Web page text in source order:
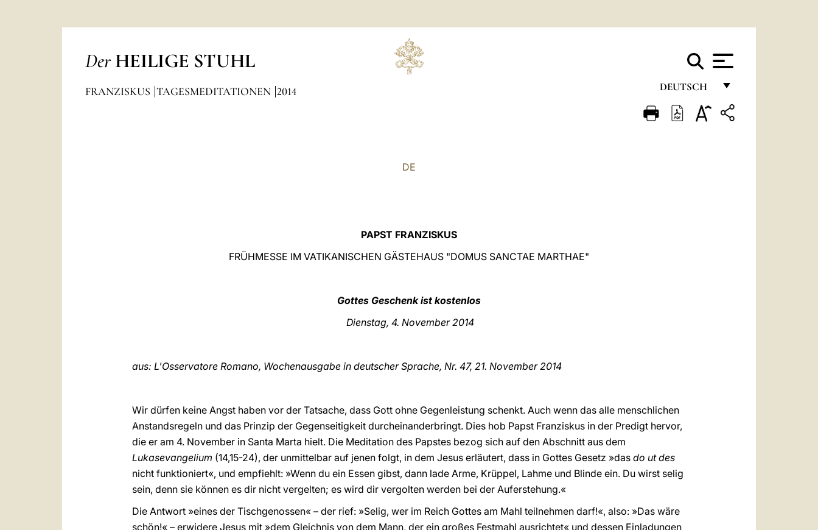
Der HEILIGE STUHL
DEUTSCH
FRANÇAIS
FRANZISKUS TAGESMEDITATIONEN 2014
DE
PAPST FRANZISKUS
FRÜHMESSE IM VATIKANISCHEN GÄSTEHAUS "DOMUS SANCTAE MARTHAE"
Gottes Geschenk ist kostenlos
Dienstag, 4. November 2014
aus: L'Osservatore Romano, Wochenausgabe in deutscher Sprache, Nr. 47, 21. November2014
Wir dürfen keine Angst haben vor der Tatsache, dass Gott ohne Gegenleistung schenkt. Auch wenn das alle menschlichen
Anstandsregeln und das Prinzip der Gegenseitigkeit durcheinanderbringt. Dies hob Papst Franziskus in der Predigt hervor,
die er am 4. November in Santa Marta hielt. Die Meditation des Papstes bezog sich auf den Abschnitt aus dem
Lukasevangelium (14,15-24), der unmittelbar auf jenen folgt, in dem Jesus erläutert, dass in Gottes Gesetz »das do ut des
nicht funktioniert«, und empfiehlt: »Wenn du ein Essen gibst, dann lade Arme, Krüppel, Lahme und Blinde ein. Du wirst selig
sein, denn sie können es dir nicht vergelten; es wird dir vergolten werden bei der Auferstehung.«
Die Antwort »eines der Tischgenossen« – der rief: »Selig, wer im Reich Gottes am Mahl teilnehmen darf!«, also: »Das wäre
schön!« – erwidere Jesus mit »dem Gleichnis von dem Mann, der ein großes Festmahl ausrichtet« und dessen Einladungen